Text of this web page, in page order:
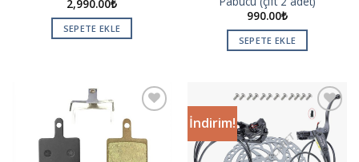
2,990.00₺
SEPETE EKLE
990.00₺
SEPETE EKLE
wishlist
İndirim!
Add to
wishlist